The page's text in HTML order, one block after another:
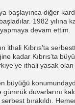
başlayınca diğer
1982 yılına
devam ettim.
Kıbrıs’ta
kadar Kıbrıs’ta
ithali yasak olan
büyüğü
duvarlarını
bırakıldı.